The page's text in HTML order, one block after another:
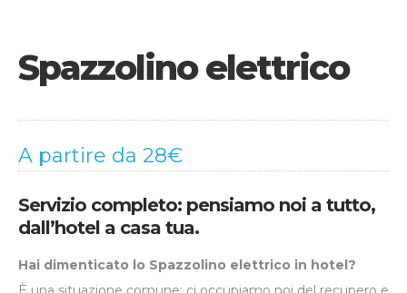
Spazzolino elettrico
A partire da 28€
Servizio completo: pensiamo noi a tutto,
dall’hotel a casa tua.
Hai dimenticato lo Spazzolino elettrico in hotel?